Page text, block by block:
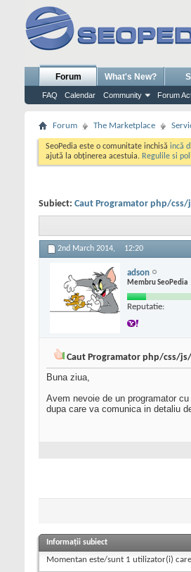
Forum
FAQ Calendar Community Forum
What's New?
Forum The Marketplace
SeoPedia este o comunitate inchisă incă
ajută la obținerea acestuia. Regulile si
Subiect: Caut Programator php/
2nd March 2014, 12:20
adson
Membru SeoPedia
Reputatie:
Caut Programator php/css/
Buna ziua,
Avem nevoie de un programator
dupa care va comunica in detaliu
Informații subiect
Momentan este/sunt 1 utilizator(i)